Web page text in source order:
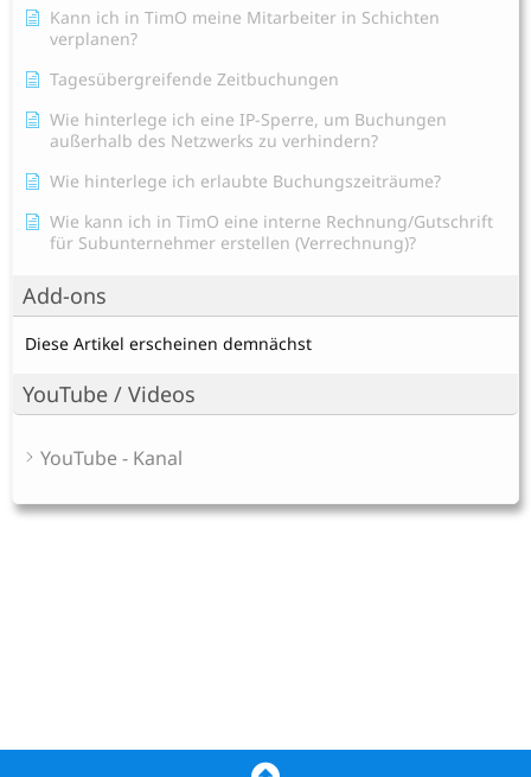
Kann ich in TimO meine Mitarbeiter in Schichten
verplanen?
Tagesübergreifende Zeitbuchungen
Wie hinterlege ich eine IP-Sperre, um Buchungen
außerhalb des Netzwerks zu verhindern?
Wie hinterlege ich erlaubte Buchungszeiträume?
Wie kann ich in TimO eine interne Rechnung/Gutschrift
für Subunternehmer erstellen (Verrechnung)?
Add-ons
Diese Artikel erscheinen demnächst
YouTube / Videos
YouTube - Kanal